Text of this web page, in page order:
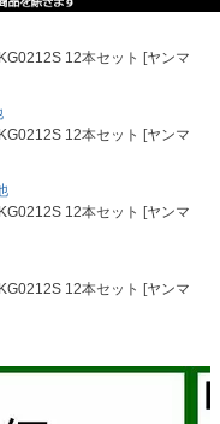
12本セット [ヤンマ
12本セット [ヤンマ
12本セット [ヤンマ
12本セット [ヤンマ